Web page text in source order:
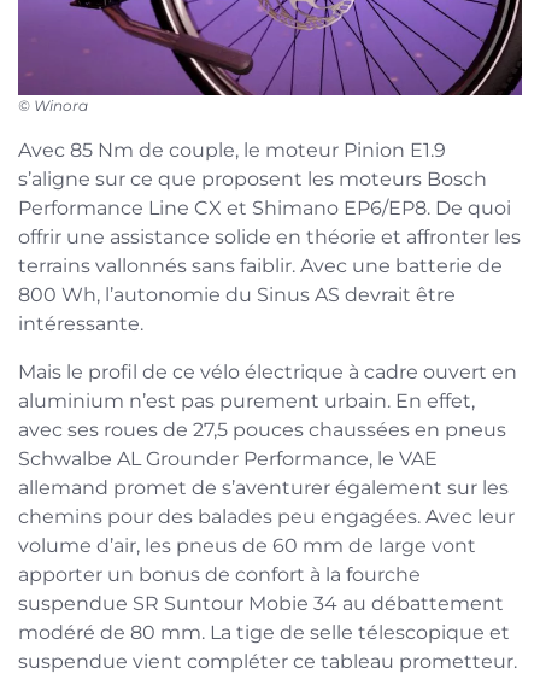
© Winora
Avec 85 Nm de couple, le moteur Pinion E1.9
s’aligne sur ce que proposent les moteurs Bosch
Performance Line CX et Shimano EP6/EP8. De quoi
offrir une assistance solide en théorie et affronter les
terrains vallonnés sans faiblir. Avec une batterie de
800 Wh, l’autonomie du Sinus AS devrait être
intéressante.
Mais le profil de ce vélo électrique à cadre ouvert en
aluminium n’est pas purement urbain. En effet,
avec ses roues de 27,5 pouces chaussées en pneus
Schwalbe AL Grounder Performance, le VAE
allemand promet de s’aventurer également sur les
chemins pour des balades peu engagées. Avec leur
volume d’air, les pneus de 60 mm de large vont
apporter un bonus de confort à la fourche
suspendue SR Suntour Mobie 34 au débattement
modéré de 80 mm. La tige de selle télescopique et
suspendue vient compléter ce tableau prometteur.